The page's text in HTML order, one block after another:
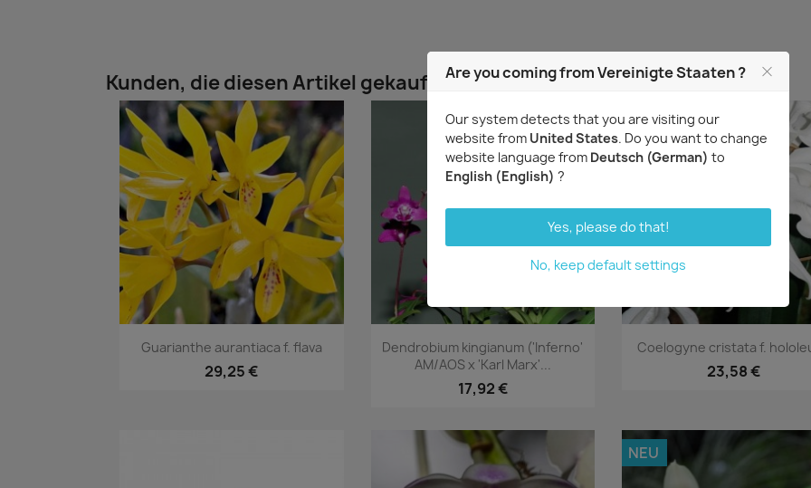
Kunden, die diesen Artikel gekauft haben, kauften auch ...
Vorschau
Guarianthe aurantiaca f. flava
29,25 €
Vorschau
Dendrobium kingianum ('Inferno'
AM/AOS x 'Karl Marx'...
17,92 €
Vorschau
Coelogyne cristata f.
23,58 €
NEU
Are you coming from Vereinigte Staaten ?
Our system detects that you are visiting our
website from United States. Do you want to change
website language from Deutsch (German) to
English (English) ?
Yes, please do that!
No, keep default settings